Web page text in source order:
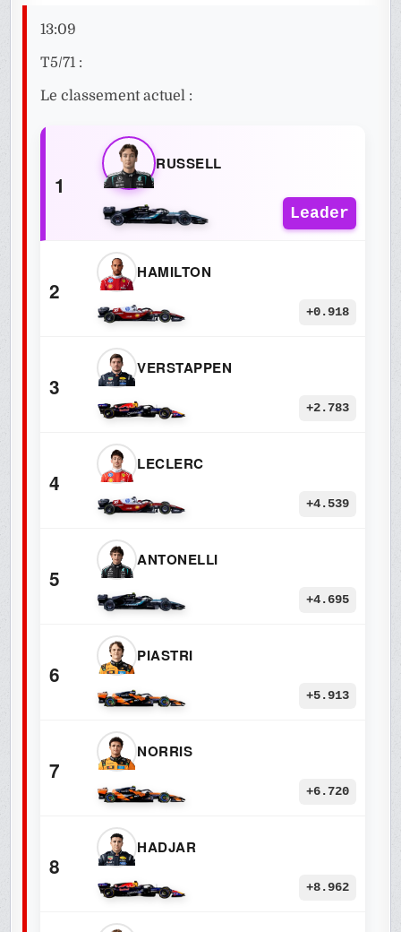
13:09
T5/71 :
Le classement actuel :
1
RUSSELL
Leader
2
HAMILTON
+0.918
3
VERSTAPPEN
+2.783
4
LECLERC
+4.539
5
ANTONELLI
+4.695
6
PIASTRI
+5.913
7
NORRIS
+6.720
8
HADJAR
+8.962